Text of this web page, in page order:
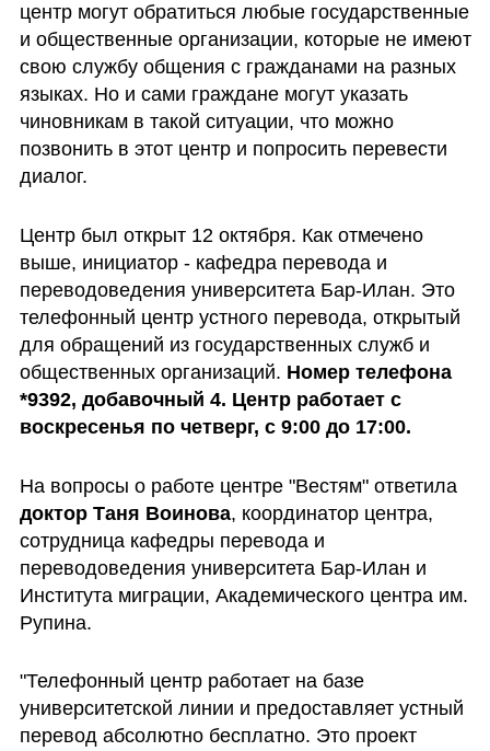
центр могут обратиться любые государственные
и общественные организации, которые не имеют
свою службу общения с гражданами на разных
языках. Но и сами граждане могут указать
чиновникам в такой ситуации, что можно
позвонить в этот центр и попросить перевести
диалог.
Центр был открыт 12 октября. Как отмечено
выше, инициатор - кафедра перевода и
переводоведения университета Бар-Илан. Это
телефонный центр устного перевода, открытый
для обращений из государственных служб и
общественных организаций. Номер телефона
*9392, добавочный 4. Центр работает с
воскресенья по четверг, с 9:00 до 17:00.
На вопросы о работе центре "Вестям" ответила
доктор Таня Воинова, координатор центра,
сотрудница кафедры перевода и
переводоведения университета Бар-Илан и
Института миграции, Академического центра им.
Рупина.
"Телефонный центр работает на базе
университетской линии и предоставляет устный
перевод абсолютно бесплатно. Это проект